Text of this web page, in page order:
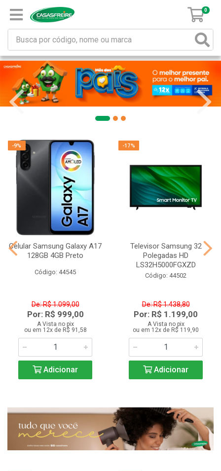
0
-9%
Celular Samsung Galaxy A17
128GB 4GB Preto
Código: 44545
De: R$ 1.099,00
Por: R$ 999,00
A Vista no pix
ou em 12x de R$ 91,58
Adicionar
-17%
Televisor Samsung 32
Polegadas HD
LS32H5000FGXZD
Código: 44502
De: R$ 1.438,80
Por: R$ 1.199,00
A Vista no pix
ou em 12x de R$ 119,90
Adicionar